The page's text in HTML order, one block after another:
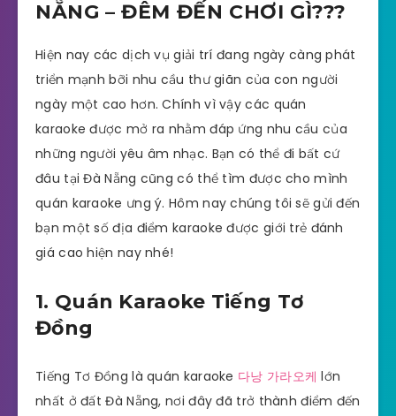
NẴNG – ĐÊM ĐẾN CHƠI GÌ???
Hiện nay các dịch vụ giải trí đang ngày càng phát
triển mạnh bỡi nhu cầu thư giãn của con người
ngày một cao hơn. Chính vì vậy các quán
karaoke được mở ra nhằm đáp ứng nhu cầu của
những người yêu âm nhạc. Bạn có thể đi bất cứ
đâu tại Đà Nẵng cũng có thể tìm được cho mình
quán karaoke ưng ý. Hôm nay chúng tôi sẽ gửi đến
bạn một số địa điểm karaoke được giới trẻ đánh
giá cao hiện nay nhé!
1. Quán Karaoke Tiếng Tơ
Đồng
Tiếng Tơ Đồng là quán karaoke 다낭 가라오케 lớn
nhất ở đất Đà Nẵng, nơi đây đã trở thành điểm đến